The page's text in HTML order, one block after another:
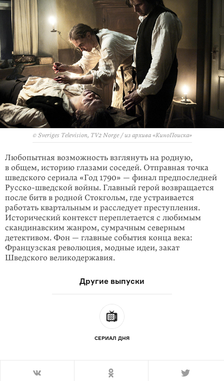
© Sveriges Television, TV2 Norge / из архива «КиноПоиска»
Любопытная возможность взглянуть на родную,
в общем, историю глазами соседей. Отправная точка
шведского сериала «Год 1790» — финал предпо­следней
Русско-шведской войны. Главный герой возвращается
после битв в род­ной Стокгольм, где устраивается
работать квартальным и расследует преступления.
Исторический контекст переплетается с любимым
скандинав­ским жанром, сумрачным северным
детективом. Фон — главные события конца века:
Французская революция, модные идеи, закат
Шведского вели­кодержавия.
Другие выпуски
СЕРИАЛ ДНЯ